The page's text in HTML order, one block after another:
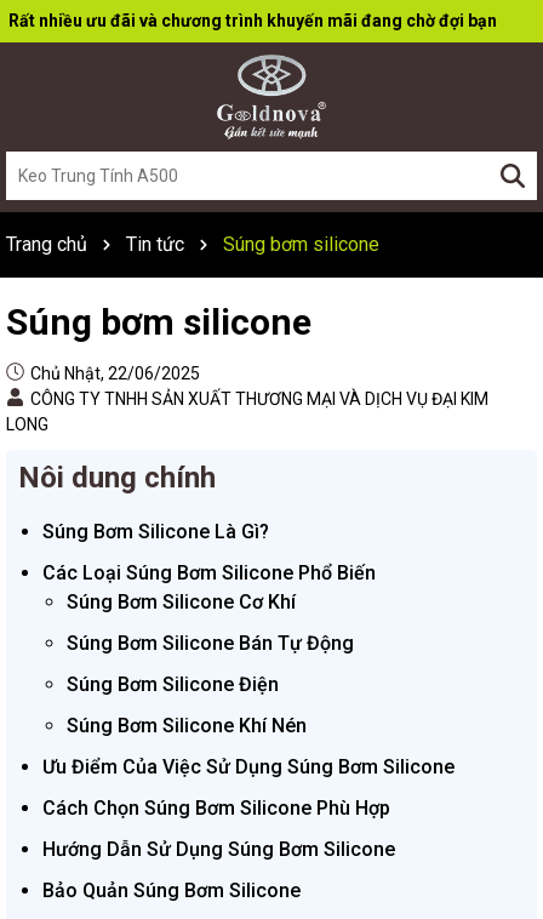
Rất nhiều ưu đãi và chương trình khuyến mãi đang chờ đợi bạn
Trang chủ Tin tức Súng bơm silicone
Súng bơm silicone
Chủ Nhật, 22/06/2025
CÔNG TY TNHH SẢN XUẤT THƯƠNG MẠI VÀ DỊCH VỤ ĐẠI KIM
LONG
Nôi dung chính
Súng Bơm Silicone Là Gì?
Các Loại Súng Bơm Silicone Phổ Biến
Súng Bơm Silicone Cơ Khí
Súng Bơm Silicone Bán Tự Động
Súng Bơm Silicone Điện
Súng Bơm Silicone Khí Nén
Ưu Điểm Của Việc Sử Dụng Súng Bơm Silicone
Cách Chọn Súng Bơm Silicone Phù Hợp
Hướng Dẫn Sử Dụng Súng Bơm Silicone
Bảo Quản Súng Bơm Silicone